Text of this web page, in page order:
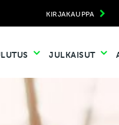
KIRJAKAUPPA
JULKAISUT